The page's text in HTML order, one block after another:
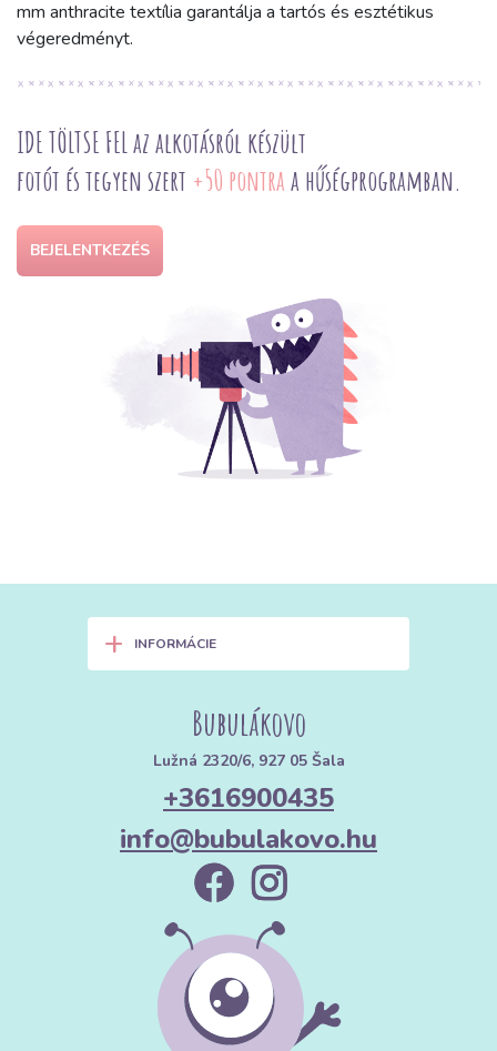
mm anthracite textília garantálja a tartós és esztétikus
végeredményt.
IDE TÖLTSE FEL az alkotásról készült
fotót és tegyen szert +50 pontraa hűségprogramban.
BEJELENTKEZÉS
+ INFORMÁCIE
Bubulákovo
Lužná 2320/6, 927 05 Šala
+3616900435
info@bubulakovo.hu